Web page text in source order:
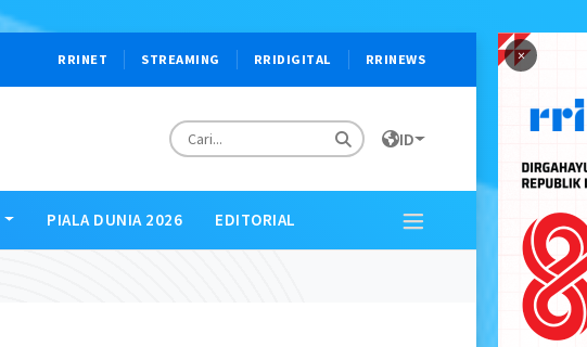
×
RRINET STREAMING RRIDIGITAL RRINEWS
ID
PIALA DUNIA 2026 EDITORIAL